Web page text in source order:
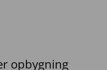
opbygning